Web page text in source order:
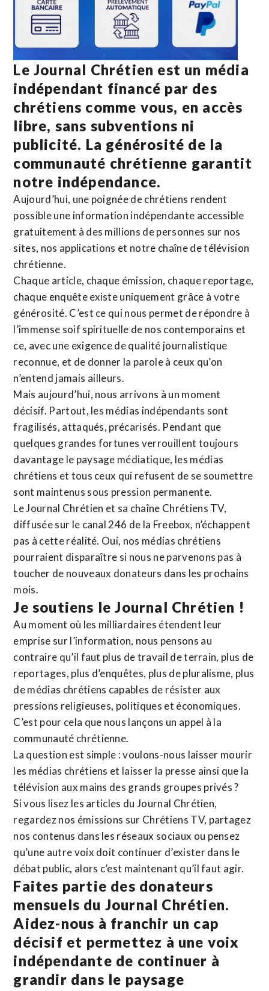
Le Journal Chrétien est un média
indépendant financé par des
chrétiens comme vous, en accès
libre, sans subventions ni
publicité. La générosité de la
communauté chrétienne garantit
notre indépendance.
Aujourd’hui, une poignée de chrétiens rendent
possible une information indépendante accessible
gratuitement à des millions de personnes sur nos
sites, nos applications et notre chaîne de télévision
chrétienne.
Chaque article, chaque émission, chaque reportage,
chaque enquête existe uniquement grâce à votre
générosité. C’est ce qui nous permet de répondre à
l’immense soif spirituelle de nos contemporains et
ce, avec une exigence de qualité journalistique
reconnue, et de donner la parole à ceux qu’on
n’entend jamais ailleurs.
Mais aujourd’hui, nous arrivons à un moment
décisif. Partout, les médias indépendants sont
fragilisés, attaqués, précarisés. Pendant que
quelques grandes fortunes verrouillent toujours
davantage le paysage médiatique, les médias
chrétiens et tous ceux qui refusent de se soumettre
sont maintenus sous pression permanente.
Le Journal Chrétien et sa chaîne Chrétiens TV,
diffusée sur le canal 246 de la Freebox, n’échappent
pas à cette réalité. Oui, nos médias chrétiens
pourraient disparaître si nous ne parvenons pas à
toucher de nouveaux donateurs dans les prochains
mois.
Je soutiens le Journal Chrétien !
Au moment où les milliardaires étendent leur
emprise sur l’information, nous pensons au
contraire qu’il faut plus de travail de terrain, plus de
reportages, plus d’enquêtes, plus de pluralisme, plus
de médias chrétiens capables de résister aux
pressions religieuses, politiques et économiques.
C’est pour cela que nous lançons un appel à la
communauté chrétienne.
La question est simple : voulons-nous laisser mourir
les médias chrétiens et laisser la presse ainsi que la
télévision aux mains des grands groupes privés ?
Si vous lisez les articles du Journal Chrétien,
regardez nos émissions sur Chrétiens TV, partagez
nos contenus dans les réseaux sociaux ou pensez
qu’une autre voix doit continuer d’exister dans le
débat public, alors c’est maintenant qu’il faut agir.
Faites partie des donateurs
mensuels du Journal Chrétien.
Aidez-nous à franchir un cap
décisif et permettez à une voix
indépendante de continuer à
grandir dans le paysage